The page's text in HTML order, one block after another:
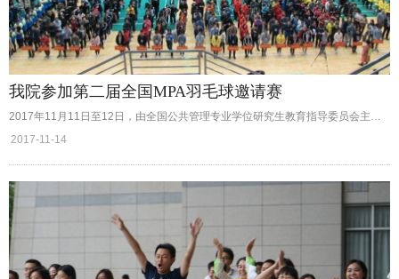
我院参加第二届全国MPA羽毛球邀请赛
2017年11月11日至12日，由全国公共管理专业学位研究生教育指导委员会主办的2017年MPA文体教学研讨会暨第二届全国MPA羽毛球赛在湖南大学举办。来自北京大学、清华大学、中山大学以及我校在内的全国28所高校的代表队参加比赛。我院派出10名MPA在校学生和校友组队，由黄敬怡老师带队参加了此次比赛。
2017-11-14